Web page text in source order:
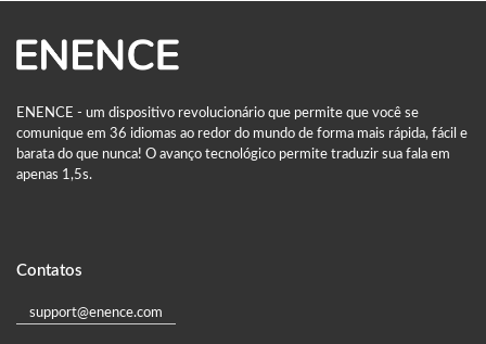
ENENCE - um dispositivo revolucionário que permite que você se
comunique em 36 idiomas ao redor do mundo de forma mais rápida, fácil e
barata do que nunca! O avanço tecnológico permite traduzir sua fala em
apenas 1,5s.
Contatos
support@enence.com